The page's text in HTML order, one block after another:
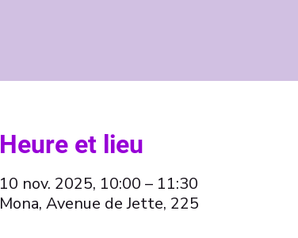
Heure et lieu
10 nov. 2025, 10:00 – 11:30
Mona, Avenue de Jette, 225